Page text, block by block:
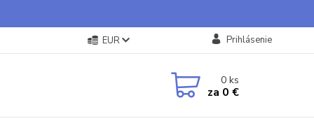
EUR Prihlásenie
0ks
za 0 €